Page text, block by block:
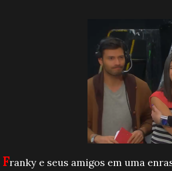
Franky e seus amigos em uma